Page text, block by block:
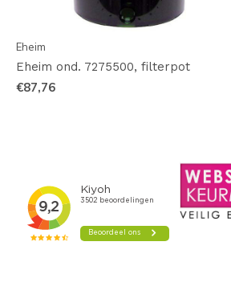
Eheim
Eheim ond. 7275500, filterpot
€87,76